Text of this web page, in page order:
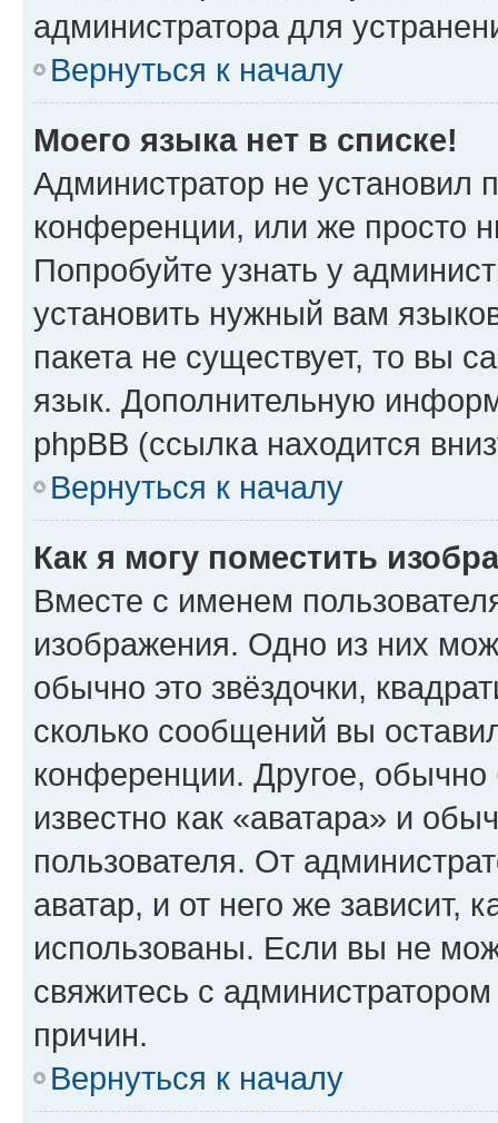
администратора для
Вернуться к началу
Моего языка нет в списке!
Администратор не установил
конференции, или же просто
Попробуйте узнать у
установить нужный вам
пакета не существует, то вы
язык. Дополнительную
phpBB (ссылка находится
Вернуться к началу
Как я могу поместить
Вместе с именем
изображения. Одно из них
обычно это звёздочки,
сколько сообщений вы
конференции. Другое,
известно как «аватара» и
пользователя. От
аватар, и от него же зависит,
использованы. Если вы не
свяжитесь с
причин.
Вернуться к началу